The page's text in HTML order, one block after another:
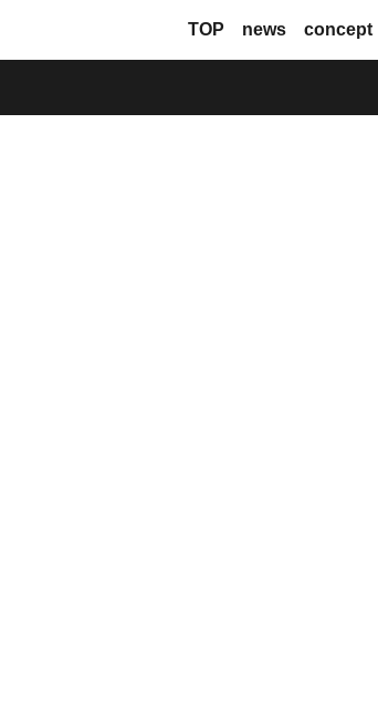
TOP news concept